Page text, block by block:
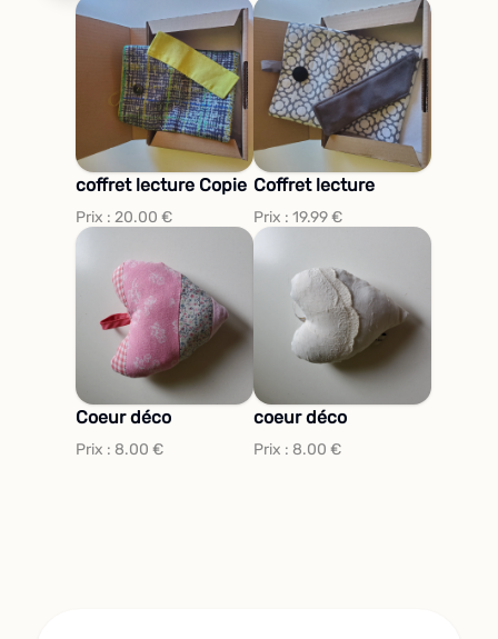
coffret lecture Copie
Prix : 20.00 €
Coffret lecture
Prix : 19.99€
Coeur déco
Prix : 8.00 €
coeur déco
Prix : 8.00 €